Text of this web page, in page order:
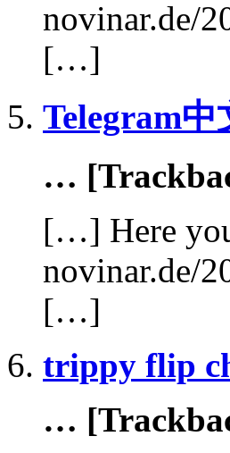
novinar.de/
[…]
Telegram中
…
[…] Here
novinar.de/
[…]
trippy flip
…